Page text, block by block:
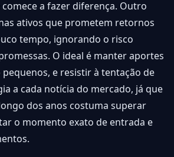
a fazer diferença. Outro
ativos que prometem retornos
tempo, ignorando o risco
O ideal é manter aportes
e resistir à tentação de
a cada notícia do mercado, já que
dos anos costuma superar
o momento exato de entrada e